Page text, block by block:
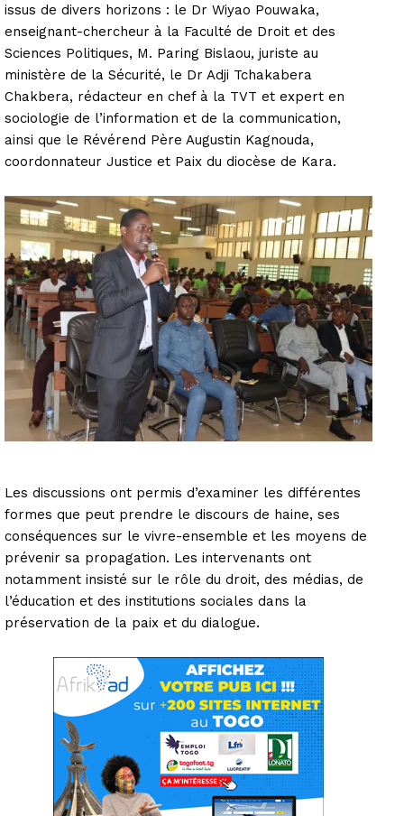
issus de divers horizons : le Dr Wiyao Pouwaka,
enseignant-chercheur à la Faculté de Droit et des
Sciences Politiques, M. Paring Bislaou, juriste au
ministère de la Sécurité, le Dr Adji Tchakabera
Chakbera, rédacteur en chef à la TVT et expert en
sociologie de l’information et de la communication,
ainsi que le Révérend Père Augustin Kagnouda,
coordonnateur Justice et Paix du diocèse de Kara.
Les discussions ont permis d’examiner les différentes
formes que peut prendre le discours de haine, ses
conséquences sur le vivre-ensemble et les moyens de
prévenir sa propagation. Les intervenants ont
notamment insisté sur le rôle du droit, des médias, de
l’éducation et des institutions sociales dans la
préservation de la paix et du dialogue.